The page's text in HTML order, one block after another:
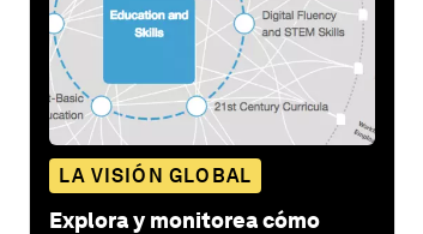
LA VISIÓN GLOBAL
Explora y monitorea cómo